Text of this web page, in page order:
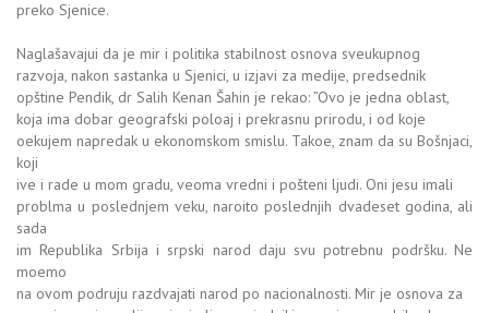
preko Sjenice.
Naglašavajui da je mir i politika stabilnost osnova sveukupnog
razvoja, nakon sastanka u Sjenici, u izjavi za medije, predsednik
opštine Pendik, dr Salih Kenan Šahin je rekao: ”Ovo je jedna oblast,
koja ima dobar geografski poloaj i prekrasnu prirodu, i od koje
oekujem napredak u ekonomskom smislu. Takoe, znam da su Bošnjaci,
koji
ive i rade u mom gradu, veoma vredni i pošteni ljudi. Oni jesu imali
problma u poslednjem veku, naroito poslednjih dvadeset godina, ali
sada
im Republika Srbija i srpski narod daju svu potrebnu podršku. Ne
moemo
na ovom podruju razdvajati narod po nacionalnosti. Mir je osnova za